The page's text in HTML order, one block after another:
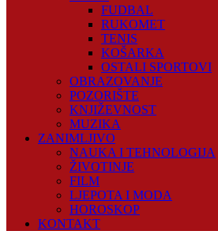
FUDBAL
RUKOMET
TENIS
KOŠARKA
OSTALI SPORTOVI
OBRAZOVANJE
POZORIŠTE
KNJIŽEVNOST
MUZIKA
ZANIMLJIVO
NAUKA I TEHNOLOGIJA
ŽIVOTINJE
FILM
LJEPOTA I MODA
HOROSKOP
KONTAKT